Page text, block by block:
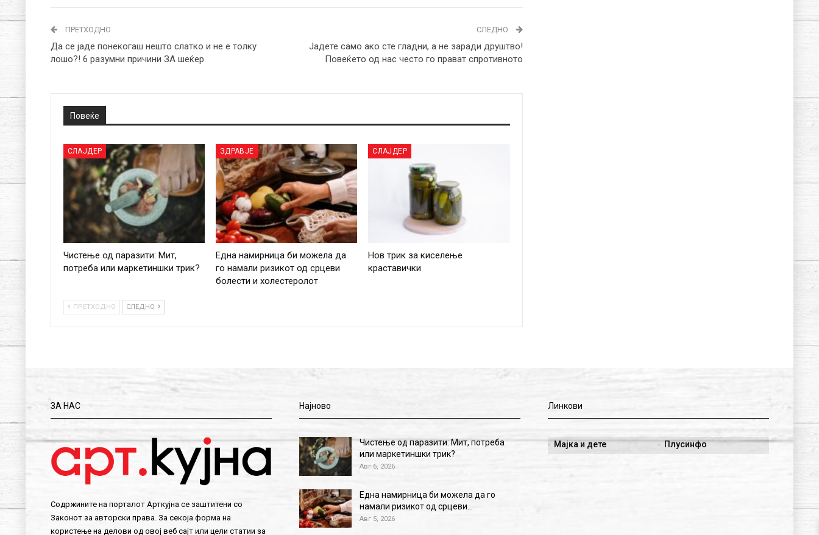
ПРЕТХОДНО
Да се јаде понекогаш нешто слатко и не е толку
лошо?! 6 разумни причини ЗА шеќер
СЛЕДНО
Јадете само ако сте гладни, а не заради друштво!
Повеќето од нас често го прават спротивното
Повеќе
СЛАЈДЕР
Чистење од паразити: Мит,
потреба или маркетиншки трик?
ЗДРАВЈЕ
Една намирница би можела да
го намали ризикот од срцеви
болести и холестеролот
СЛАЈДЕР
Нов трик за киселење
краставички
ПРЕТХОДНО СЛЕДНО
ЗА НАС
Содржините на порталот Арткујна се заштитени со
Законот за авторски права. За секоја форма на
користење на делови од овој веб сајт или цели статии за
Најново
Чистење од паразити: Мит, потреба
или маркетиншки трик?
Авг 6, 2026
Една намирница би можела да го
намали ризикот од срцеви…
Авг 5, 2026
Линкови
Мајка и дете Плусинфо